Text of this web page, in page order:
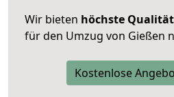
Wir bieten höchste Qualität
für den Umzug von Gießen
Kostenlose